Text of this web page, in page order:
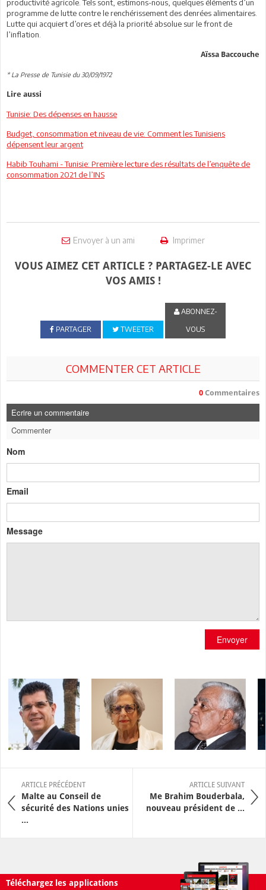
productivité agricole. Tels sont, estimons-nous, quelques éléments d’un
programme de lutte contre le renchérissement des denrées alimentaires.
Lutte qui acquiert d’ores et déjà la priorité absolue sur le front de
l’inflation.
Aïssa Baccouche
* La Presse de Tunisie du 30/09/1972
Lire aussi
Tunisie: Des dépenses en hausse
Budget, consommation et niveau de vie: Comment les Tunisiens
dépensent leur argent
Habib Touhami - Tunisie: Première lecture des résultats de l’enquête de
consommation 2021 de l’INS
Envoyer à un ami Imprimer
VOUS AIMEZ CET ARTICLE ? PARTAGEZ-LE AVEC
VOS AMIS !
PARTAGER TWEETER
ABONNEZ-
VOUS
COMMENTER CET ARTICLE
0 Commentaires
Ecrire un commentaire
Commenter
Nom
Email
Message
Envoyer
ARTICLE PRÉCÉDENT
Malte au Conseil de
sécurité des Nations unies
...
ARTICLE SUIVANT
Me Brahim Bouderbala,
nouveau président de ...
Téléchargez les applications